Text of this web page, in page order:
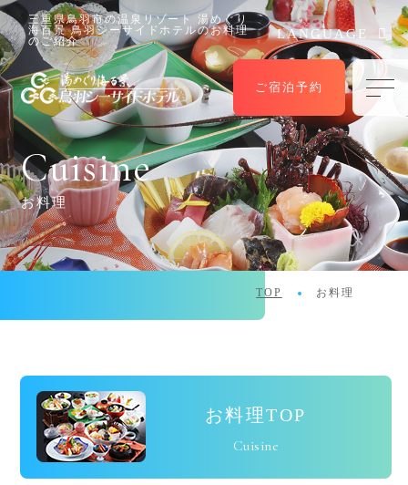
三重県鳥羽市の温泉リゾート 湯めぐり
海百景 鳥羽シーサイドホテルのお料理
のご紹介
LANGUAGE
ご宿泊予約
Cuisine
お料理
TOP お料理
お料理TOP
Cuisine